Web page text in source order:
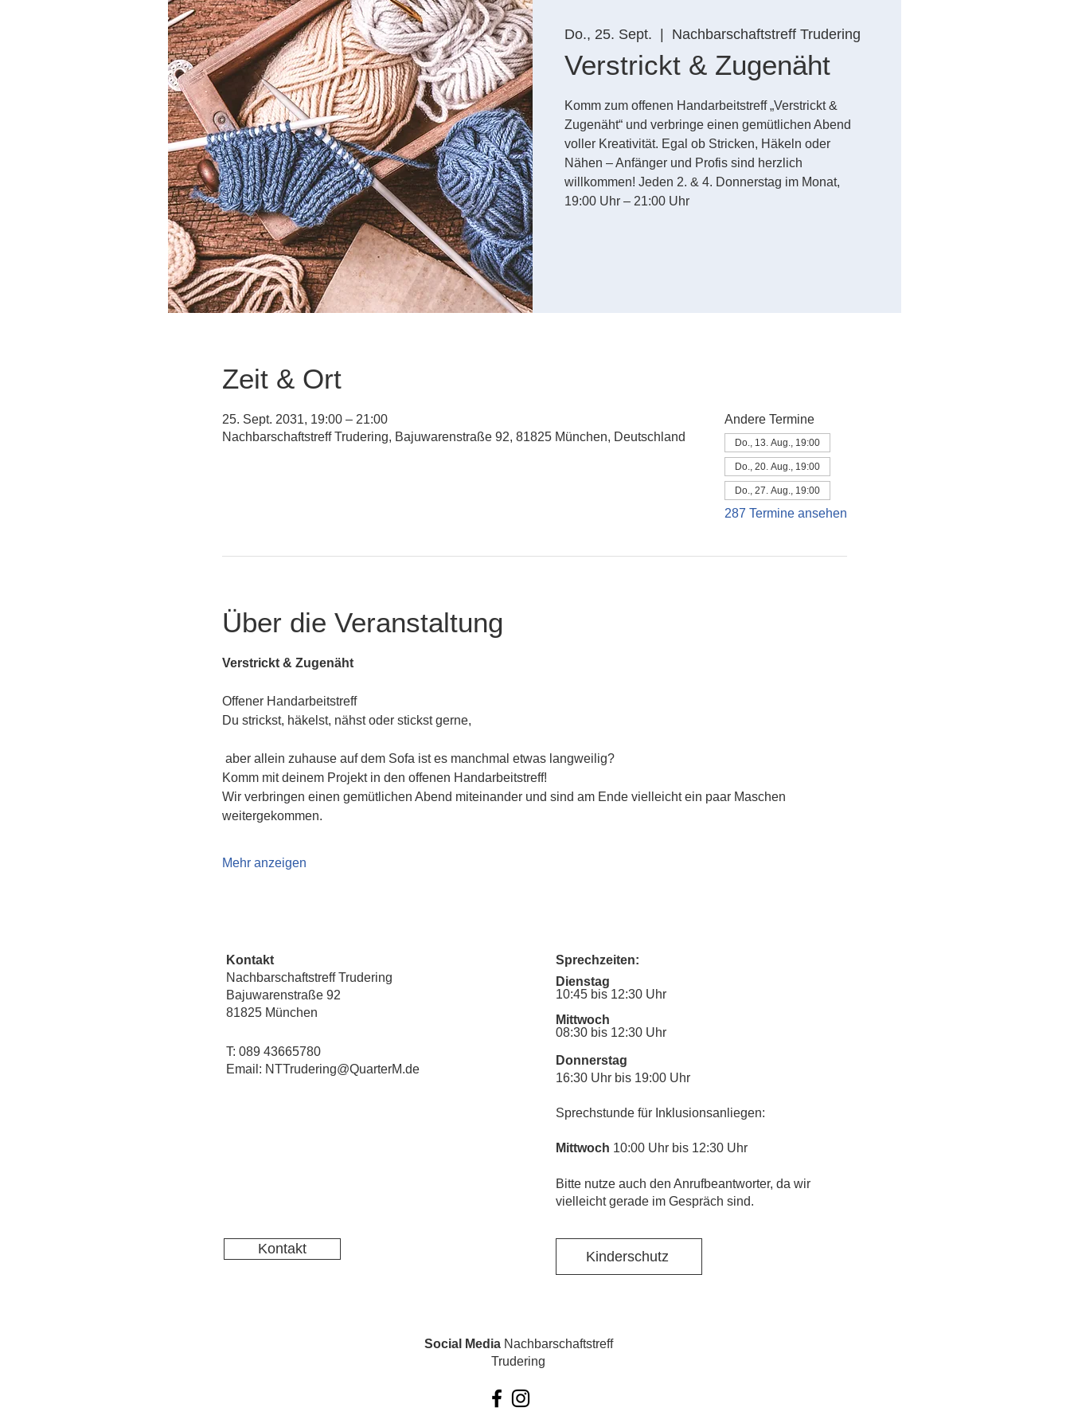
Do., 25. Sept. Nachbarschaftstreff Trudering
Verstrickt & Zugenäht
Komm zum offenen Handarbeitstreff „Verstrickt &
Zugenäht“ und verbringe einen gemütlichen Abend
voller Kreativität. Egal ob Stricken, Häkeln oder
Nähen – Anfänger und Profis sind herzlich
willkommen! Jeden 2. & 4. Donnerstag im Monat,
19:00 Uhr – 21:00 Uhr
Zeit & Ort
25. Sept. 2031, 19:00 – 21:00
Nachbarschaftstreff Trudering, Bajuwarenstraße 92, 81825 München, Deutschland
Andere Termine
Do., 13. Aug., 19:00
Do., 20. Aug., 19:00
Do., 27. Aug., 19:00
287 Termine ansehen
Über die Veranstaltung
Verstrickt & Zugenäht
Offener Handarbeitstreff
Du strickst, häkelst, nähst oder stickst gerne,
aber allein zuhause auf dem Sofa ist es manchmal etwas langweilig?
Komm mit deinem Projekt in den offenen Handarbeitstreff!
Wir verbringen einen gemütlichen Abend miteinander und sind am Ende vielleicht ein paar Maschen
weitergekommen.
Mehr anzeigen
Kontakt
Nachbarschaftstreff Trudering
Bajuwarenstraße 92
81825 München
T: 089 43665780
Email: NTTrudering@QuarterM.de
Kontakt
Sprechzeiten:
Dienstag
10:45 bis 12:30 Uhr
Mittwoch
08:30 bis 12:30 Uhr
Donnerstag
16:30 Uhr bis 19:00 Uhr
Sprechstunde für Inklusionsanliegen:
Mittwoch 10:00 Uhr bis 12:30 Uhr
​Bitte nutze auch den Anrufbeantworter, da wir
vielleicht gerade im Gespräch sind.
Kinderschutz
Social MediaNachbarschaftstreff
Trudering